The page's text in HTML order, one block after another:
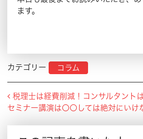
ます。
カテゴリー コラム
Post navigation
税理士は経費削減！コンサルタント
セミナー講演は〇〇しては絶対にいけ